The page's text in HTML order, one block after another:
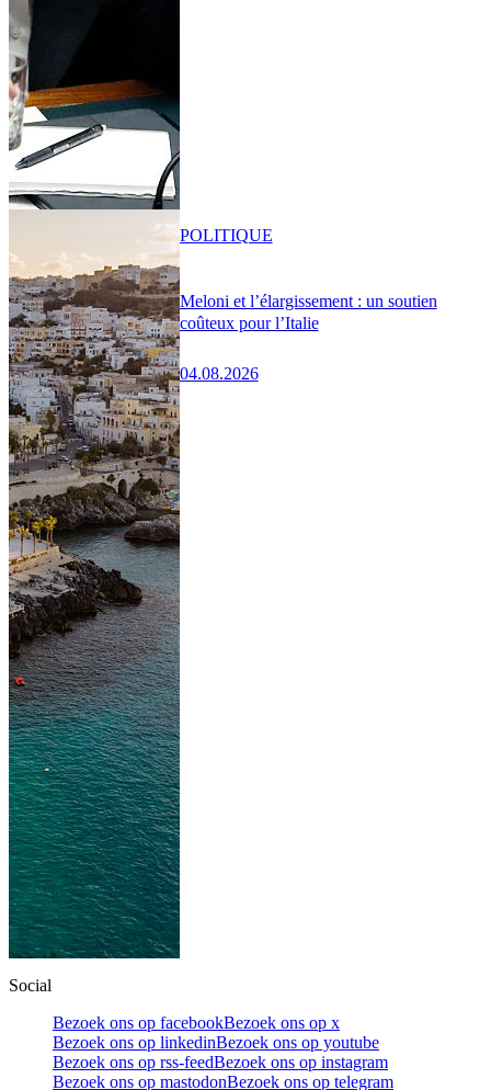
Meloni et l’élargissement : un soutien
coûteux pour l’Italie
04.08.2026
POLITIQUE
Social
Bezoek ons op facebookBezoek ons op x
Bezoek ons op linkedinBezoek ons op youtube
Bezoek ons op rss-feedBezoek ons op instagram
Bezoek ons op mastodonBezoek ons op telegram